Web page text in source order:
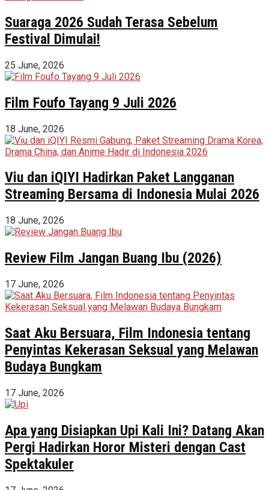
Suaraga 2026 Sudah Terasa Sebelum
Festival Dimulai!
25 June, 2026
Film Foufo Tayang 9 Juli 2026
18 June, 2026
Viu dan iQIYI Hadirkan Paket Langganan
Streaming Bersama di Indonesia Mulai 2026
18 June, 2026
Review Film Jangan Buang Ibu (2026)
17 June, 2026
Saat Aku Bersuara, Film Indonesia tentang
Penyintas Kekerasan Seksual yang Melawan
Budaya Bungkam
17 June, 2026
Apa yang Disiapkan Upi Kali Ini? Datang Akan
Pergi Hadirkan Horor Misteri dengan Cast
Spektakuler